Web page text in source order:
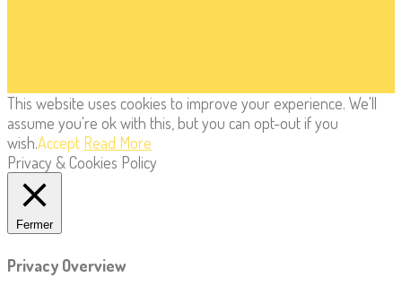
This website uses cookies to improve your experience. We'll
assume you're ok with this, but you can opt-out if you
wish.Accept Read More
Privacy & Cookies Policy
Fermer
Privacy Overview